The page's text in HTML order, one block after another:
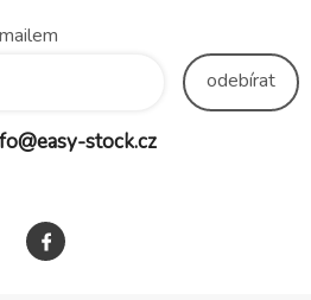
odebírat
stock.cz